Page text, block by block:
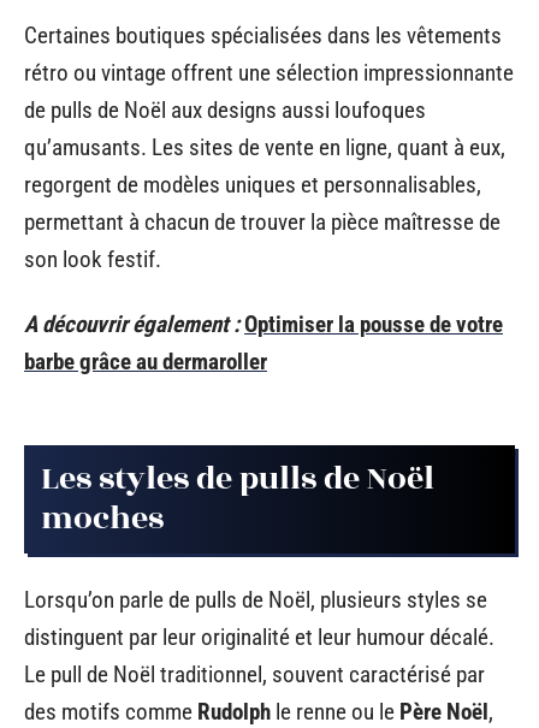
Certaines boutiques spécialisées dans les vêtements
rétro ou vintage offrent une sélection impressionnante
de pulls de Noël aux designs aussi loufoques
qu’amusants. Les sites de vente en ligne, quant à eux,
regorgent de modèles uniques et personnalisables,
permettant à chacun de trouver la pièce maîtresse de
son look festif.
A découvrir également :Optimiser la pousse de votre
barbe grâce au dermaroller
Les styles de pulls de Noël
moches
Lorsqu’on parle de pulls de Noël, plusieurs styles se
distinguent par leur originalité et leur humour décalé.
Le pull de Noël traditionnel, souvent caractérisé par
des motifs comme Rudolph le renne ou le Père Noël,